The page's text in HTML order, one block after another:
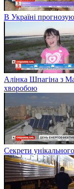
В Україні
Алінка Шпагіна з
хворобою
Секрети